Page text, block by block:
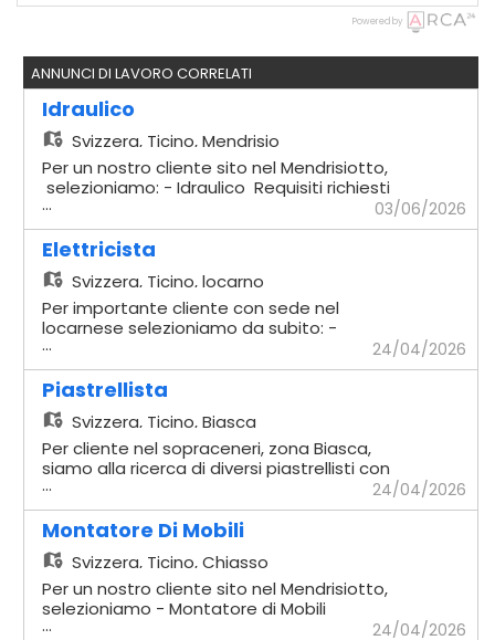
Powered by
ANNUNCI DI LAVORO CORRELATI
Idraulico
Svizzera, Ticino, Mendrisio
Per un nostro cliente sito nel Mendrisiotto,
selezioniamo: - Idraulico Requisiti richiesti
- Comprovata esperienza in cantiere -
Impianti sottomuro - Solette - Capacità di
lavorare in autonomia - Disponibilità
immediata Offriamo - Contratto
temporaneo con possibilità di rinnovo -
Stipendio secondo CCL di riferimento
Verrà dato seguito ai profili che si rifanno
alla descrizione
... 03/06/2026
Elettricista
Svizzera, Ticino, locarno
Per importante cliente con sede nel
locarnese selezioniamo da subito: -
Elettricista Mansioni - Installazione e
manutenzione di impianti elettrici civili e
industriali - Cablaggio e montaggio di
quadri elettrici, prese, interruttori e altri
componenti - Posa di cavi, canaline e
tubazioni elettriche - Verifica, collaudo e
messa in servizio degli impianti secondo le
normative vigenti - Lettura e
interpretazione di schemi elettrici Requisiti
- Pluriennale esperienza nella mansione -
Autonomia nello svolgimento dei lavori -
Capacità di lettura del disegno tecnico -
Disponibilità immediata - Disponibilità a
lavorare su tutto il Canton Ticino Se
interessati, inviare la propria candidatura
... 24/04/2026
Piastrellista
Svizzera, Ticino, Biasca
Per cliente nel sopraceneri, zona Biasca,
siamo alla ricerca di diversi piastrellisti con
comprovata esperienza si lavorerà su
strutture di privati ed industriali
attrezzatura propria richiesta (esclusa la
tagliapistrelle)
... 24/04/2026
Montatore Di Mobili
Svizzera, Ticino, Chiasso
Per un nostro cliente sito nel Mendrisiotto,
selezioniamo - Montatore di Mobili
Requisiti richiesti - Comprovata esperienza
... 24/04/2026